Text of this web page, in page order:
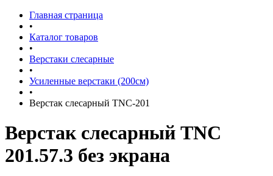
Главная страница
•
Каталог товаров
•
Верстаки слесарные
•
Усиленные верстаки (200см)
•
Верстак слесарный TNC-201
Верстак слесарный TNC
201.57.3 без экрана